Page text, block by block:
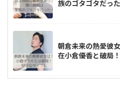
族のゴタゴタだった
朝倉未来の熱愛彼
在小倉優香と破局